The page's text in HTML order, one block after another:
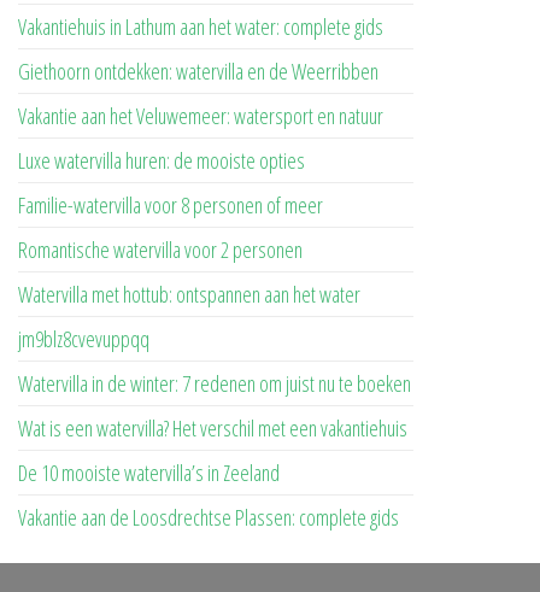
Vakantiehuis in Lathum aan het water: complete gids
Giethoorn ontdekken: watervilla en de Weerribben
Vakantie aan het Veluwemeer: watersport en natuur
Luxe watervilla huren: de mooiste opties
Familie-watervilla voor 8 personen of meer
Romantische watervilla voor 2 personen
Watervilla met hottub: ontspannen aan het water
jm9blz8cvevuppqq
Watervilla in de winter: 7 redenen om juist nu te boeken
Wat is een watervilla? Het verschil met een vakantiehuis
De 10 mooiste watervilla’s in Zeeland
Vakantie aan de Loosdrechtse Plassen: complete gids